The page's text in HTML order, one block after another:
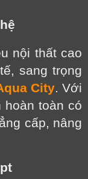
nội thất cao
sang trọng
City. Với
hoàn toàn có
cấp, nâng